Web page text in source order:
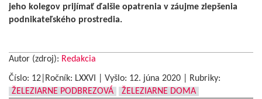
jeho kolegov prijímať ďalšie opatrenia v záujme zlepšenia
podnikateľského prostredia.
Autor (zdroj): Redakcia
Číslo: 12|Ročník: LXXVI | Vyšlo: 12. júna 2020
Rubriky:
ŽELEZIARNE PODBREZOVÁ
ŽELEZIARNE DOMA